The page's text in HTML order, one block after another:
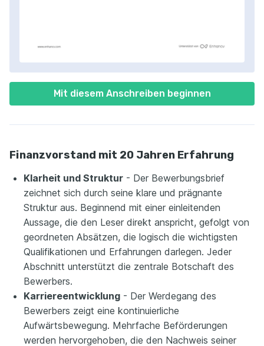
Mit diesem Anschreiben beginnen
Finanzvorstand mit 20 Jahren Erfahrung
Klarheit und Struktur - Der Bewerbungsbrief
zeichnet sich durch seine klare und prägnante
Struktur aus. Beginnend mit einer einleitenden
Aussage, die den Leser direkt anspricht, gefolgt von
geordneten Absätzen, die logisch die wichtigsten
Qualifikationen und Erfahrungen darlegen. Jeder
Abschnitt unterstützt die zentrale Botschaft des
Bewerbers.
Karriereentwicklung - Der Werdegang des
Bewerbers zeigt eine kontinuierliche
Aufwärtsbewegung. Mehrfache Beförderungen
werden hervorgehoben, die den Nachweis seiner